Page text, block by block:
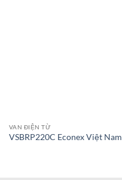
VAN ĐIỆN TỪ
VSBRP220C Econex Việt Nam